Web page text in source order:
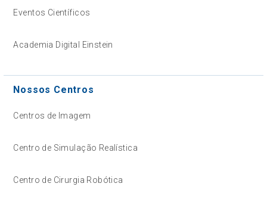
Eventos Científicos
Academia Digital Einstein
Nossos Centros
Centros de Imagem
Centro de Simulação Realística
Centro de Cirurgia Robótica